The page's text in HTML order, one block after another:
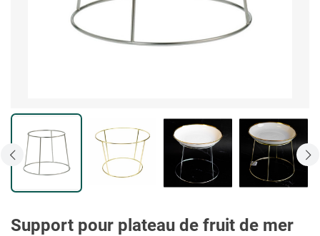
Support pour plateau de fruit de mer